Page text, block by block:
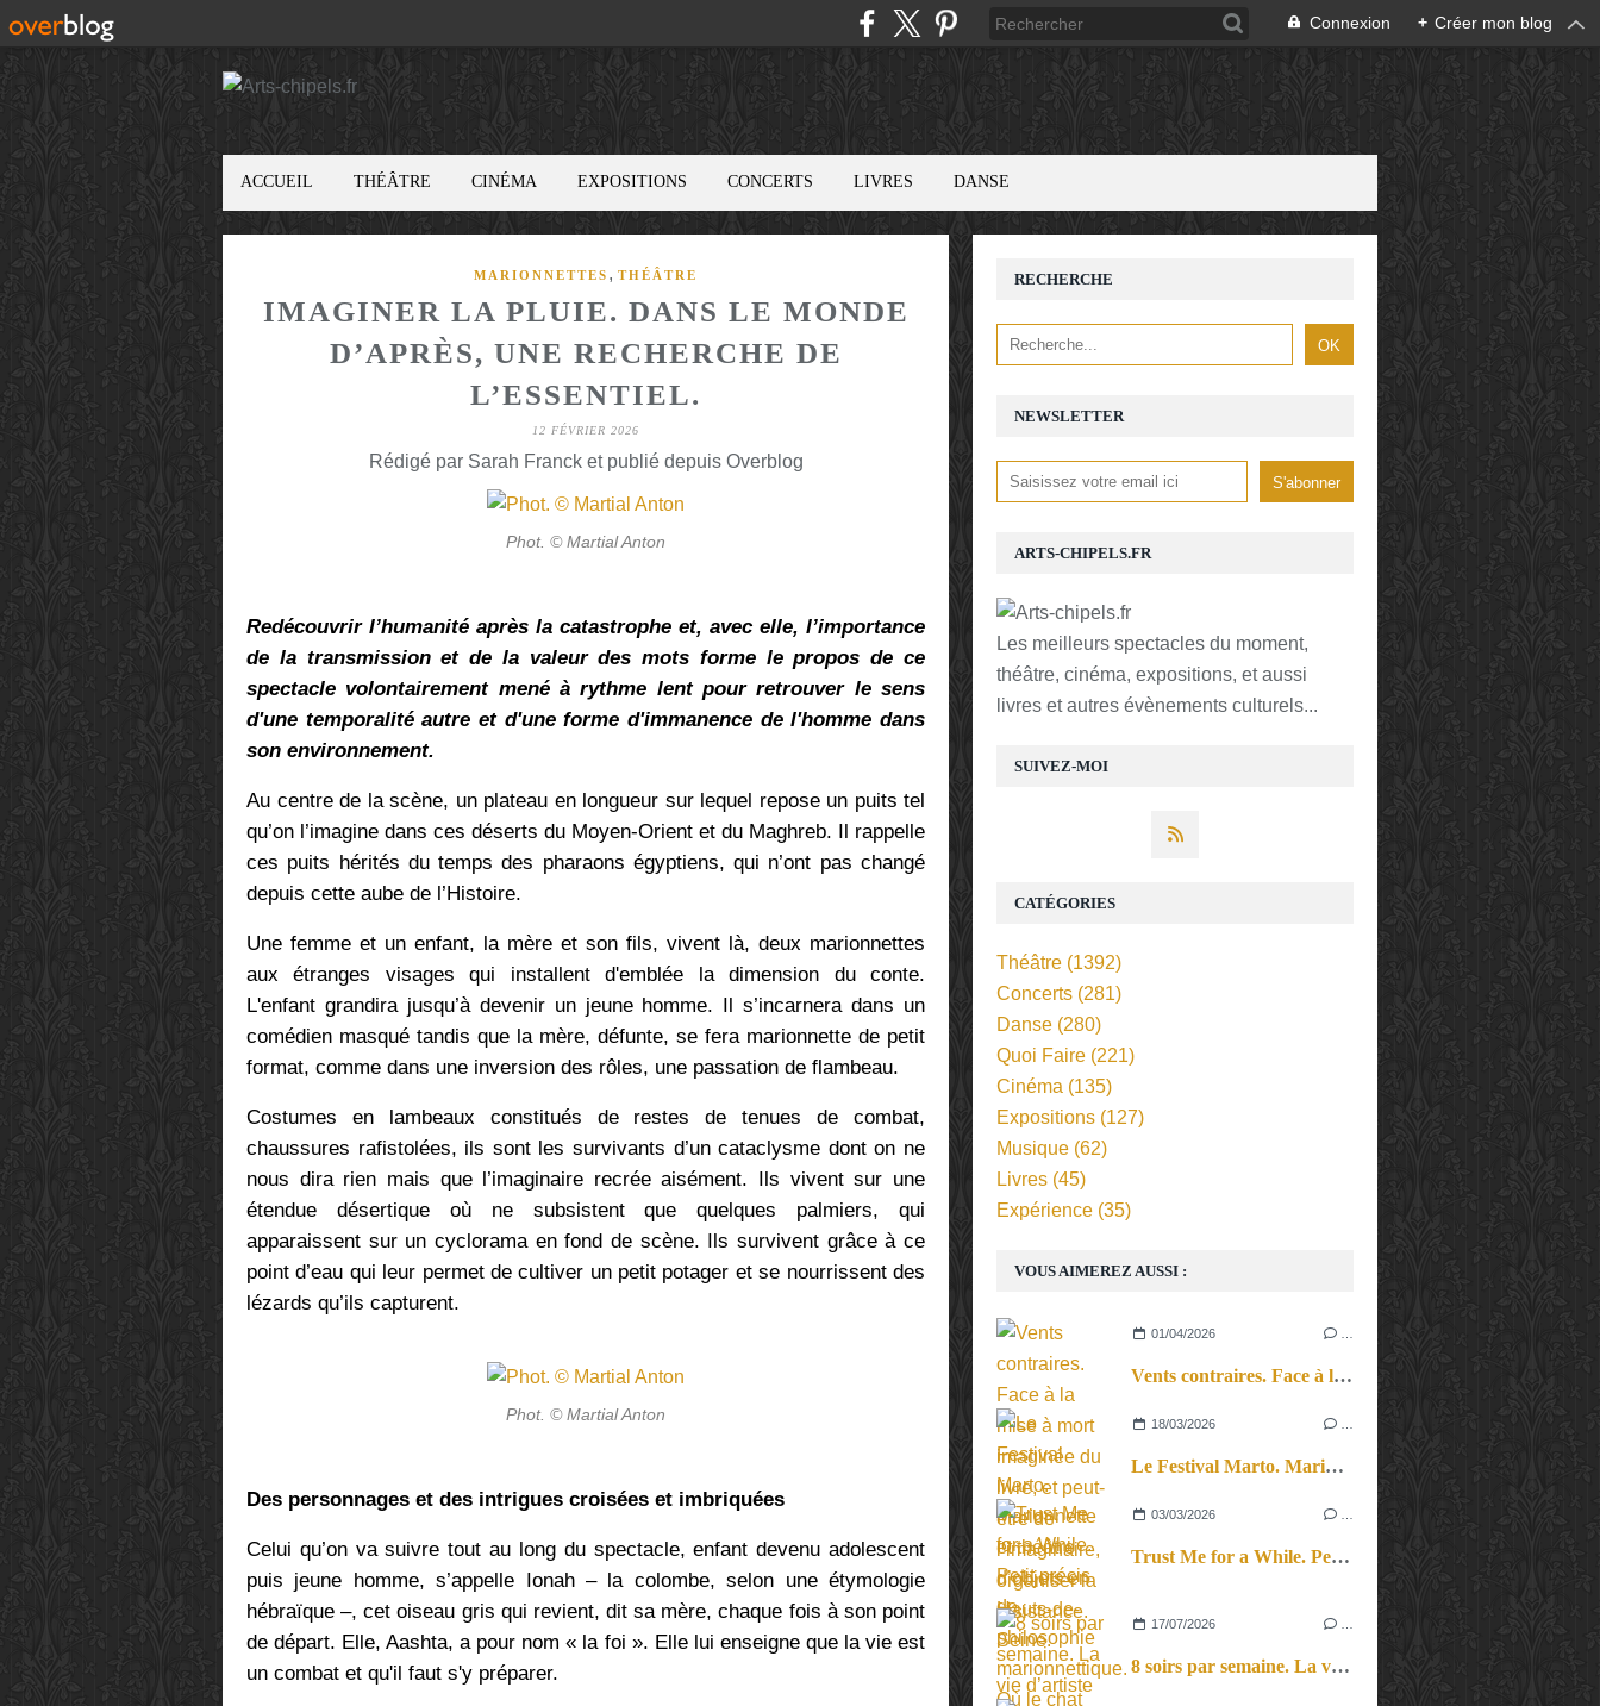
Connexion + Créer mon blog
ACCUEIL THÉÂTRE CINÉMA EXPOSITIONS CONCERTS LIVRES DANSE
MARIONNETTES , THÉÂTRE
IMAGINER LA PLUIE. DANS LE MONDE
D’APRÈS, UNE RECHERCHE DE
L’ESSENTIEL.
12 FÉVRIER 2026
Rédigé par Sarah Franck et publié depuis Overblog
Phot. © Martial Anton
Redécouvrir l’humanité après la catastrophe et, avec elle, l’importance
de la transmission et de la valeur des mots forme le propos de ce
spectacle volontairement mené à rythme lent pour retrouver le sens
d'une temporalité autre et d'une forme d'immanence de l'homme dans
son environnement.
Au centre de la scène, un plateau en longueur sur lequel repose un puits tel
qu’on l’imagine dans ces déserts du Moyen-Orient et du Maghreb. Il rappelle
ces puits hérités du temps des pharaons égyptiens, qui n’ont pas changé
depuis cette aube de l’Histoire.
Une femme et un enfant, la mère et son fils, vivent là, deux marionnettes
aux étranges visages qui installent d'emblée la dimension du conte.
L'enfant grandira jusqu’à devenir un jeune homme. Il s’incarnera dans un
comédien masqué tandis que la mère, défunte, se fera marionnette de petit
format, comme dans une inversion des rôles, une passation de flambeau.
Costumes en lambeaux constitués de restes de tenues de combat,
chaussures rafistolées, ils sont les survivants d’un cataclysme dont on ne
nous dira rien mais que l’imaginaire recrée aisément. Ils vivent sur une
étendue désertique où ne subsistent que quelques palmiers, qui
apparaissent sur un cyclorama en fond de scène. Ils survivent grâce à ce
point d’eau qui leur permet de cultiver un petit potager et se nourrissent des
lézards qu’ils capturent.
Phot. © Martial Anton
Des personnages et des intrigues croisées et imbriquées
Celui qu’on va suivre tout au long du spectacle, enfant devenu adolescent
puis jeune homme, s’appelle Ionah – la colombe, selon une étymologie
hébraïque –, cet oiseau gris qui revient, dit sa mère, chaque fois à son point
de départ. Elle, Aashta, a pour nom « la foi ». Elle lui enseigne que la vie est
un combat et qu'il faut s'y préparer.
NEWSLETTER
SUIVEZ-MOI
RECHERCHE
ARTS-CHIPELS.FR
Les meilleurs spectacles du moment,
théâtre, cinéma, expositions, et aussi
livres et autres évènements culturels...
VOUS AIMEREZ AUSSI :
01/04/2026
Vents contraires. Face à la mise à mort imaginée du livre, et peut-être de l’imaginaire, organiser la résistance.
18/03/2026
Le Festival Marto. Marionnette et théâtre d’objets en Hauts-de-Seine.
03/03/2026
Trust Me for a While. Petit précis de philosophie marionnettique. Où le chat de Schrödinger s’en mêle et fait sa pelote.
17/07/2026
8 soirs par semaine. La vie d’artiste en tournée. Ses joies et ses galères.
CATÉGORIES
Théâtre (1392)
Concerts (281)
Danse (280)
Quoi Faire (221)
Cinéma (135)
Expositions (127)
Musique (62)
Livres (45)
Expérience (35)